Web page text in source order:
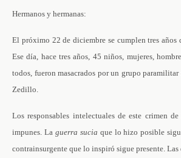
Hermanos y hermanas:
El próximo 22 de diciembre se cumplen tres años
Ese día, hace tres años, 45 niños, mujeres,
todos, fueron masacrados por un grupo
Zedillo.
Los responsables intelectuales de este crimen
impunes. La guerra sucia que lo hizo posible
contrainsurgente que lo inspiró sigue presente.